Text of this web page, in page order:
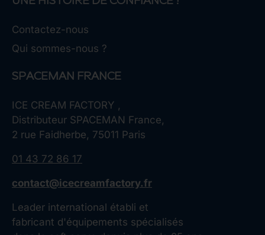
Contactez-nous
Qui sommes-nous ?
SPACEMAN FRANCE
ICE CREAM FACTORY ,
Distributeur SPACEMAN France,
2 rue Faidherbe, 75011 Paris
01 43 72 86 17
contact@icecreamfactory.fr
Leader international établi et
fabricant d'équipements spécialisés